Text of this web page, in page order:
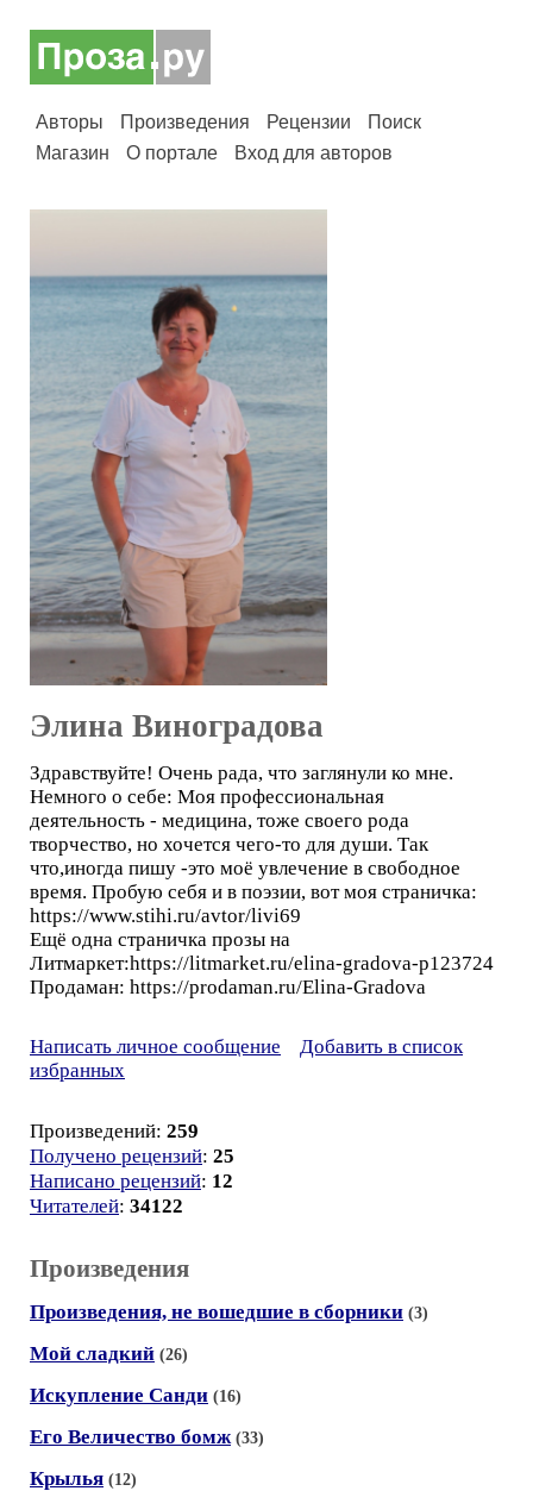
Авторы Произведения Рецензии
Поиск
Магазин
О портале Вход для авторов
Элина Виноградова
Здравствуйте! Очень рада, что заглянули ко мне.
Немного о себе: Моя профессиональная
деятельность - медицина, тоже своего рода
творчество, но хочется чего-то для души. Так
что,иногда пишу -это моё увлечение в свободное
время. Пробую себя и в поэзии, вот моя страничка:
https://www.stihi.ru/avtor/livi69
Ещё одна страничка прозы на
Литмаркет:https://litmarket.ru/elina-gradova-p123724
Продаман: https://prodaman.ru/Elina-Gradova
Написать личное сообщение
Добавить в список
избранных
Произведений: 259
Получено рецензий: 25
Написано рецензий: 12
Читателей: 34122
Произведения
Произведения, не вошедшие в сборники (3)
Мой сладкий (26)
Искупление Санди (16)
Его Величество бомж (33)
Крылья (12)